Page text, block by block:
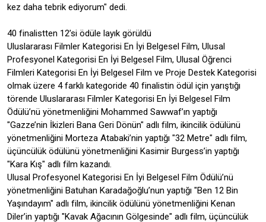
kez daha tebrik ediyorum" dedi.
40 finalistten 12’si ödüle layık görüldü
Uluslararası Filmler Kategorisi En İyi Belgesel Film, Ulusal
Profesyonel Kategorisi En İyi Belgesel Film, Ulusal Öğrenci
Filmleri Kategorisi En İyi Belgesel Film ve Proje Destek Kategorisi
olmak üzere 4 farklı kategoride 40 finalistin ödül için yarıştığı
törende Uluslararası Filmler Kategorisi En İyi Belgesel Film
Ödülü’nü yönetmenliğini Mohammed Sawwaf’ın yaptığı
"Gazze’nin İkizleri Bana Geri Dönün" adlı film, ikincilik ödülünü
yönetmenliğini Morteza Atabaki’nin yaptığı "32 Metre" adlı film,
üçüncülük ödülünü yönetmenliğini Kasimir Burgess’in yaptığı
"Kara Kış" adlı film kazandı.
Ulusal Profesyonel Kategorisi En İyi Belgesel Film Ödülü’nü
yönetmenliğini Batuhan Karadağoğlu’nun yaptığı "Ben 12 Bin
Yaşındayım" adlı film, ikincilik ödülünü yönetmenliğini Kenan
Diler’in yaptığı "Kavak Ağacının Gölgesinde" adlı film, üçüncülük